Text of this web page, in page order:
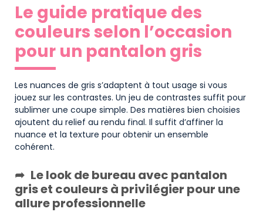
Le guide pratique des
couleurs selon l’occasion
pour un pantalon gris
Les nuances de gris s’adaptent à tout usage si vous
jouez sur les contrastes. Un jeu de contrastes suffit pour
sublimer une coupe simple. Des matières bien choisies
ajoutent du relief au rendu final. Il suffit d’affiner la
nuance et la texture pour obtenir un ensemble
cohérent.
Le look de bureau avec pantalon
gris et couleurs à privilégier pour une
allure professionnelle